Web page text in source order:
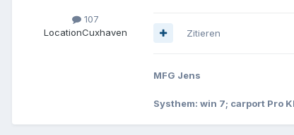
107
LocationCuxhaven Zitieren
MFG Jens
Systhem: win 7; carport Pro